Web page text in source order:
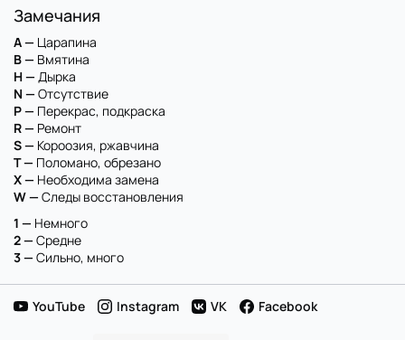
Замечания
A — Царапина
B — Вмятина
H — Дырка
N — Отсутствие
P — Перекрас, подкраска
R — Ремонт
S — Короозия, ржавчина
T — Поломано, обрезано
X — Необходима замена
W — Следы восстановления
1 — Немного
2 — Средне
3 — Сильно, много
YouTube Instagram VK Facebook